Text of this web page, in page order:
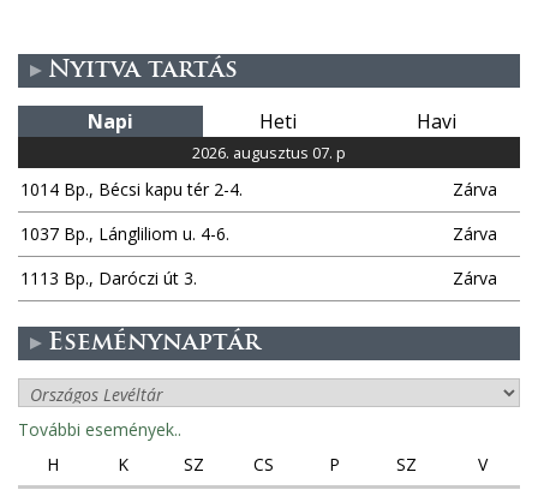
Nyitva tartás
Napi Heti Havi
2026. augusztus 07. p
1014 Bp., Bécsi kapu tér 2-4.
Zárva
1037 Bp., Lángliliom u. 4-6.
Zárva
1113 Bp., Daróczi út 3.
Zárva
Eseménynaptár
További események..
H
K SZ CS P SZ
V